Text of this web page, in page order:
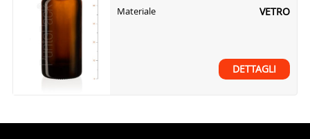
Materiale VETRO
DETTAGLI